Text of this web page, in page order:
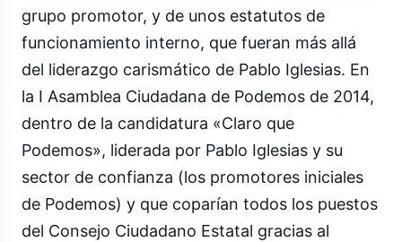
grupo promotor, y de unos estatutos de
funcionamiento interno, que fueran más allá
del liderazgo carismático de Pablo Iglesias. En
la I Asamblea Ciudadana de Podemos de 2014,
dentro de la candidatura «Claro que
Podemos», liderada por Pablo Iglesias y su
sector de confianza (los promotores iniciales
de Podemos) y que coparían todos los puestos
del Consejo Ciudadano Estatal gracias al